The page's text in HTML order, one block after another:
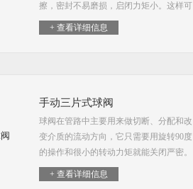
擦，密封不易磨损，启闭力矩小。这样可
减小所配执行器的规格流体阻力小，其阻
力系数与同长度的管段相等。 结构简单、
+ 查看详细信息
手动三片式球阀
球阀在管路中主要用来做切断、分配和改
变介质的流动方向，它只需要用旋转90度
的操作和很小的转动力矩就能关闭严密。
球阀最适宜做开关、切断阀使用，V型球
阀。电动阀门除应注意管道参数外，尚应
+ 查看详细信息